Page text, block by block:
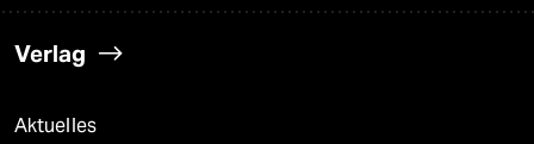
Verlag
Aktuelles